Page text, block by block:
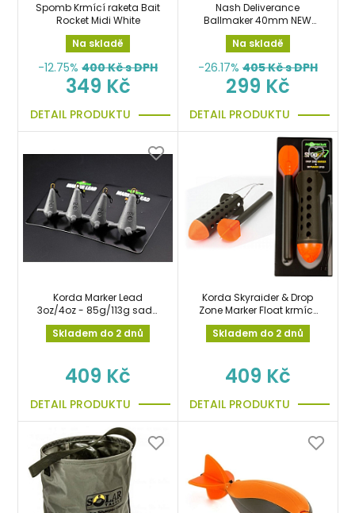
Spomb Krmící raketa Bait
Rocket Midi White
Na skladě
-12.75% 400Kč s DPH
349 Kč
DETAIL PRODUKTU
Nash Deliverance
Ballmaker 40mm NEW
model
Na skladě
-26.17% 405Kč s DPH
299 Kč
DETAIL PRODUKTU
Korda Marker Lead
3oz/4oz - 85g/113g sada
markerových olov
Skladem do 2 dnů
409 Kč
DETAIL PRODUKTU
Korda Skyraider & Drop
Zone Marker Float krmící
raketa s markerem
Skladem do 2 dnů
409 Kč
DETAIL PRODUKTU